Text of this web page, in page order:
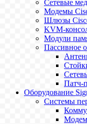
Сетевые
Модемы
Шлюзы
KVM-
Модули
Пассивное
Патч-
Оборудование
Системы